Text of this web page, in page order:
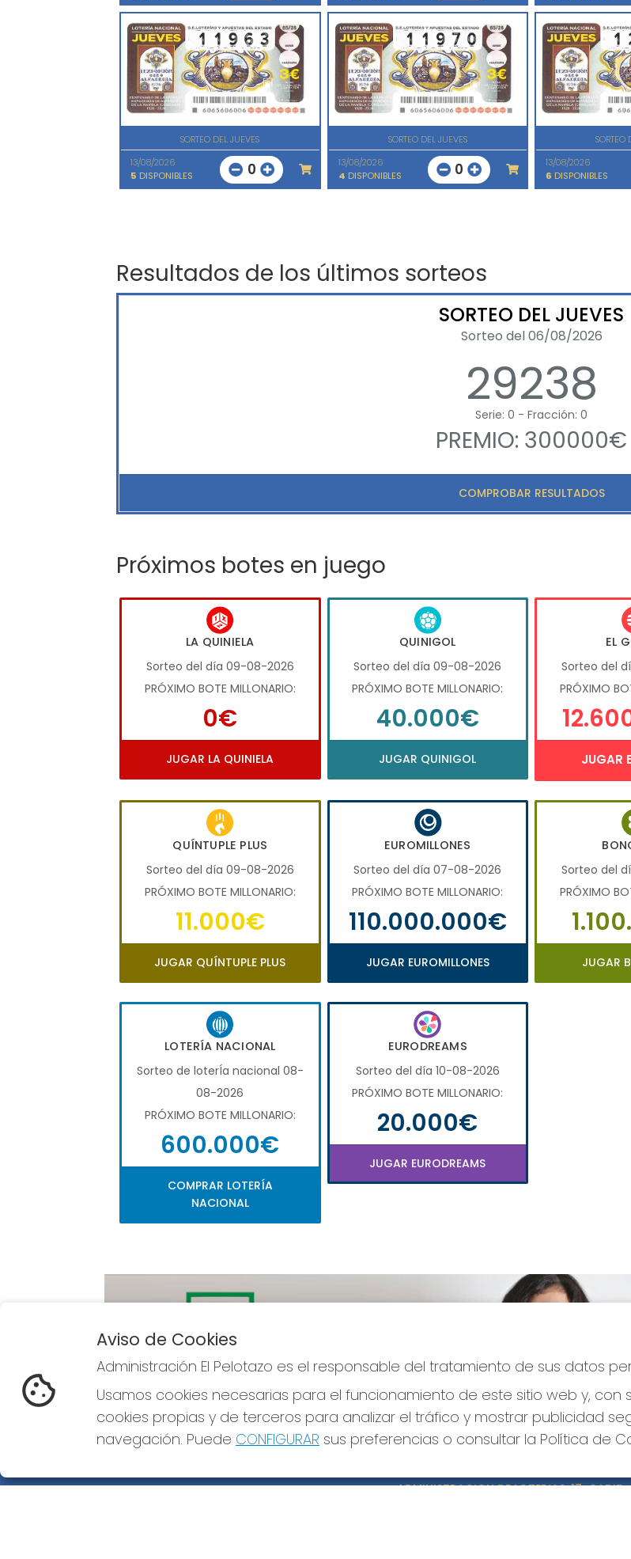
SORTEO DEL JUEVES
13/08/2026
5 DISPONIBLES 0
SORTEO DEL JUEVES
13/08/2026
4 DISPONIBLES 0
SORTEO
13/08/2026
6 DISPONIBLES
Resultados de los últimos sorteos
SORTEO DEL JUEVES
Sorteo del 06/08/2026
29238
Serie: 0 - Fracción: 0
PREMIO: 300000€
COMPROBAR RESULTADOS
Próximos botes en juego
LA QUINIELA
Sorteo del día 09-08-2026
PRÓXIMO BOTE MILLONARIO:
0€
JUGAR LA QUINIELA
QUINIGOL
Sorteo del día 09-08-2026
PRÓXIMO BOTE MILLONARIO:
40.000€
JUGAR QUINIGOL
EL
Sorteo del
PRÓXIMO
JUGAR
QUÍNTUPLE PLUS
Sorteo del día 09-08-2026
PRÓXIMO BOTE MILLONARIO:
11.000€
JUGAR QUÍNTUPLE PLUS
EUROMILLONES
Sorteo del día 07-08-2026
PRÓXIMO BOTE MILLONARIO:
110.000.000€
JUGAR EUROMILLONES
Sorteo del
PRÓXIMO
JUGAR
LOTERÍA NACIONAL
Sorteo de loterÍa nacional 08-
08-2026
PRÓXIMO BOTE MILLONARIO:
600.000€
COMPRAR LOTERÍA
NACIONAL
EURODREAMS
Sorteo del día 10-08-2026
PRÓXIMO BOTE MILLONARIO:
20.000€
JUGAR EURODREAMS
Imagen anterior
ADMINISTRACION DE LOTERIAS: 17-CADIZ -
Aviso de Cookies
Administración El Pelotazo es el responsable del tratamiento de sus datos
Usamos cookies necesarias para el funcionamiento de este sitio web y, con
cookies propias y de terceros para analizar el tráfico y mostrar publicidad
navegación. Puede CONFIGURAR sus preferencias o consultar la Política de